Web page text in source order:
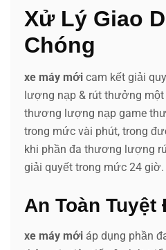
Xử Lý Giao
Chóng
xe máy mới cam kết giải
lượng nạp & rút thưởng một
thương lượng nạp game
trong mức vài phút, trong
khi phần đa thương lượng
giải quyết trong mức 24 giờ.
An Toàn Tuyệt
xe máy mới áp dụng phần